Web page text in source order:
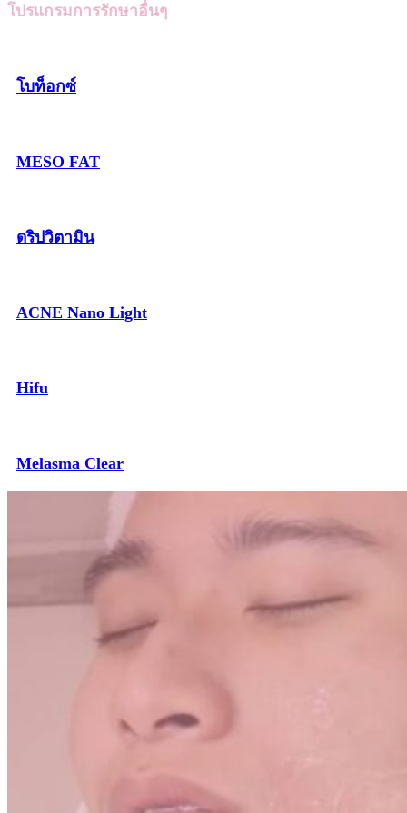
โปรแกรมการรักษาอื่นๆ
โบท็อกซ์
MESO FAT
ดริปวิตามิน
ACNE Nano Light
Hifu
Melasma Clear